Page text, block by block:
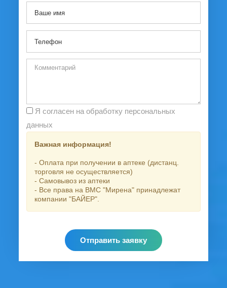
данных
Важная информация!
- Оплата при получении в аптеке (дистанц.
торговля не осуществляется)
- Самовывоз из аптеки
- Все права на ВМС "Мирена" принадлежат
компании "БАЙЕР".
Отправить заявку